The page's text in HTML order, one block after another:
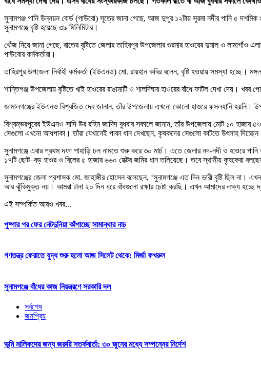
সুনামগঞ্জ পানি উন্নয়ন বোর্ড (পাউবো) সূত্রে জানা গেছে, আজ দুপুর ১২টায় সুরমা নদীর পানি ৫ দশমিক
সুনামগঞ্জে বৃষ্টি হয়েছে ৩৯ মিলিমিটার।
খোঁজ নিয়ে জানা গেছে, রাতের বৃষ্টিতে জেলার তাহিরপুর উপজেলার গুরমার হাওরের দুমাল ও লামাগাঁও
পাউবোর কর্মকর্তারা।
তাহিরপুর উপজেলা নির্বাহী কর্মকর্তা (ইউএনও) মো. রায়হান কবির বলেন, বৃষ্টি হওয়ায় সমস্যা হচ্ছে।
শান্তিগঞ্জ উপজেলায় বৃষ্টিতে খাই হাওরের রাঙামাটি ও শালদিঘার হাওরের বাঁধে ফাটল দেখা দেয়।
জামালগঞ্জের ইউএনও বিশ্বজিত দেব জানান, তাঁর উপজেলায় এখনো কোনো হাওরে ফসলহানি হয়নি।
বিশ্বম্ভরপুরের ইউএনও সাদি উর রহিম জাদিদ বুধবার সকালে জানান, তাঁর উপজেলায় মোট ১০ হাজার
সেগুলো এখনো আধপাকা। তাঁরা যেখানেই পাকা ধান দেখছেন, কৃষকদের সেগুলো কাটতে উৎসাহ
সুনামগঞ্জে এবার প্রথম দফা পাহাড়ি ঢল নামতে শুরু করে ৩০ মার্চ। এতে জেলার নদ-নদী ও হাওরে
১৭টি ছোট–বড় হাওর ও বিলের ৫ হাজার ৬৬০ হেক্টর জমির ধান তলিয়েছে। তবে স্থানীয় কৃষকেরা
সুনামগঞ্জের জেলা প্রশাসক মো. জাহাঙ্গীর হোসেন বলেছেন, ‘সুনামগঞ্জে এত দিন ভারী বৃষ্টি ছিল
আর ঝুঁকিমুক্ত নয়। আমরা টানা ২০ দিন ধরে বাঁধগুলো রক্ষার চেষ্টা করছি। এখন আমাদের লক্ষ্য হচ্ছে
এই সম্পর্কিত আরও খবর...
পুষ্পার পর ফের নেটদুনিয়া কাঁপাচ্ছে সামান্থার নাচ
গণতন্ত্র ফেরাতে যুদ্ধ শুরু হলো আজ সিলেট থেকে: মির্জা ফখরুল
সুনামগঞ্জে বাঁধের কাজ নিয়ন্ত্রণে সরকারি দল
সর্বশেষ
জনপ্রিয়
ভূমি মালিকদের জন্য জরুরি সতর্কবার্তা: ৩০ জুনের মধ্যে সম্পন্নের নির্দেশ